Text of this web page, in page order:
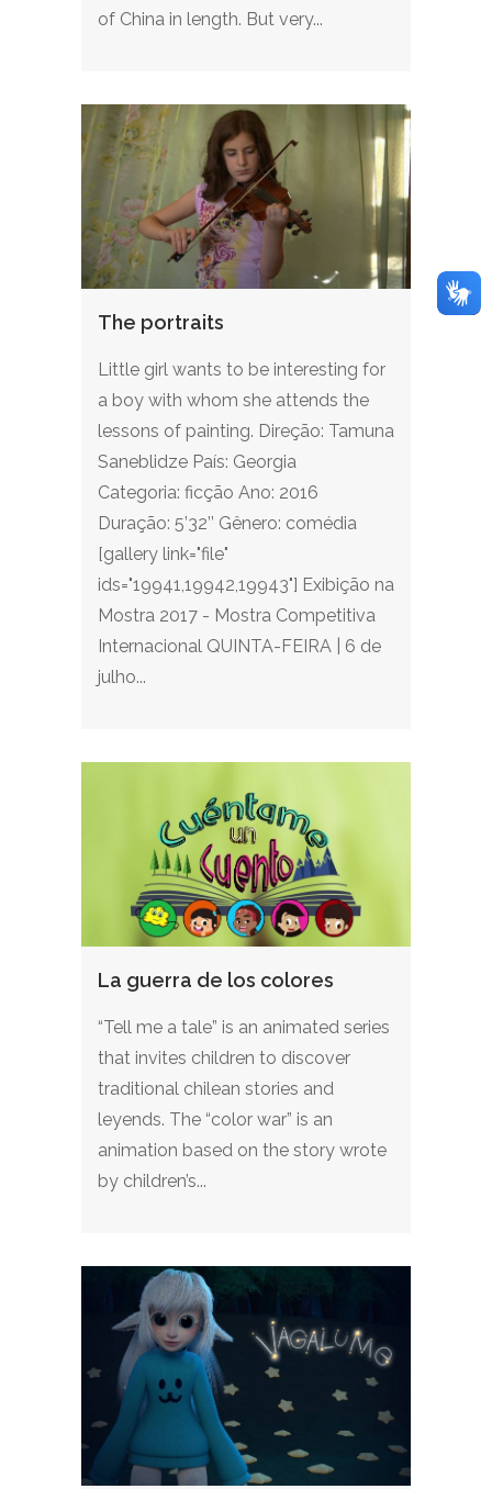
of China in length. But very...
The portraits
Little girl wants to be interesting for
a boy with whom she attends the
lessons of painting. Direção: Tamuna
Saneblidze País: Georgia
Categoria: ficção Ano: 2016
Duração: 5’32’’ Gênero: comédia
[gallery link="file"
ids="19941,19942,19943"] Exibição na
Mostra 2017 - Mostra Competitiva
Internacional QUINTA-FEIRA | 6 de
julho...
La guerra de los colores
“Tell me a tale” is an animated series
that invites children to discover
traditional chilean stories and
leyends. The “color war” is an
animation based on the story wrote
by children’s...